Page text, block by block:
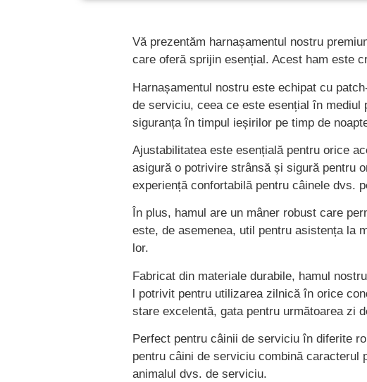
Vă prezentăm harnașamentul nostru
care oferă sprijin esențial. Acest ham este
Harnașamentul nostru este echipat cu
de serviciu, ceea ce este esențial în
siguranța în timpul ieșirilor pe timp de
Ajustabilitatea este esențială pentru orice
asigură o potrivire strânsă și sigură pentru
experiență confortabilă pentru câinele dvs.
În plus, hamul are un mâner robust care
este, de asemenea, util pentru asistența la
lor.
Fabricat din materiale durabile, hamul
l potrivit pentru utilizarea zilnică în orice
stare excelentă, gata pentru următoarea zi
Perfect pentru câinii de serviciu în diferite
pentru câini de serviciu combină caracterul
animalul dvs. de serviciu.